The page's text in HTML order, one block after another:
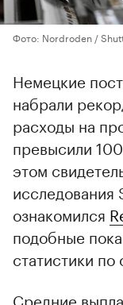
Фото: Nordroden /
Немецкие
набрали
расходы на
превысили
этом
ознакомился
подобные
статистики
Средние